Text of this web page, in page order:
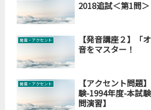
2018追試＜第1問＞
発音・アクセント
【発音講座２】「
音をマスター！
発音・アクセント
【アクセント問題
験-1994年度-本試
問演習】